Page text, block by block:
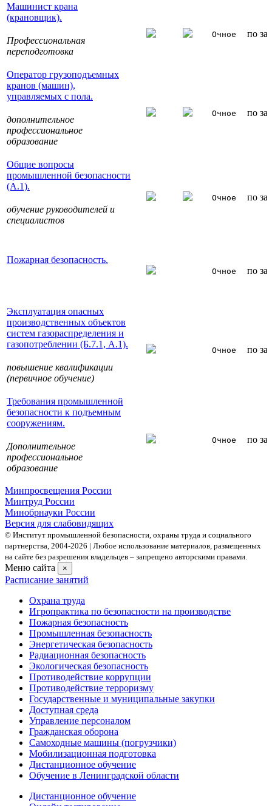
Машинист крана
(крановщик).
Профессиональная
переподготовка
Очное по
Оператор грузоподъемных
кранов (машин),
управляемых с пола.
дополнительное
профессиональное
образование
Очное по
Общие вопросы
промышленной безопасности
(А.1).
обучение руководителей и
специалистов
Очное по
Пожарная безопасность.
Очное по
Эксплуатация опасных
производственных объектов
систем газораспределения и
газопотреблении (Б.7.1, А.1).
повышение квалификации
(первичное обучение)
Очное по
Требования промышленной
безопасности к подъемным
сооружениям.
Дополнительное
профессиональное
образование
Очное по
Минпросвещения России
Минтруд России
Минобрнауки России
Версия для слабовидящих
© Институт промышленной безопасности, охраны труда и социального
партнерства, 2004- 2026 | Любое использование материалов, размещенных
на сайте без разрешения владельцев – запрещено авторскими правами.
Меню сайта ×
Расписание занятий
Охрана труда
Игропрактика по безопасности на производстве
Пожарная безопасность
Промышленная безопасность
Энергетическая безопасность
Радиационная безопасность
Экологическая безопасность
Противодействие коррупции
Противодействие терроризму
Государственные и муниципальные закупки
Доступная среда
Управление персоналом
Гражданская оборона
Самоходные машины (погрузчики)
Мобилизационная подготовка
Дистанционное обучение
Обучение в Ленинградской области
Дистанционное обучение